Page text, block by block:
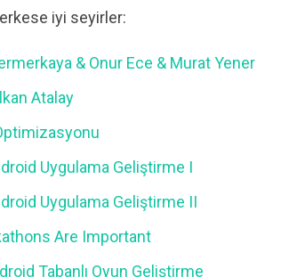
iyi seyirler:
& Onur Ece & Murat Yener
Atalay
Uygulama Geliştirme I
Uygulama Geliştirme II
Are Important
Tabanlı Oyun Geliştirme